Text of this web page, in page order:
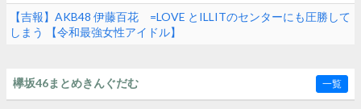
【吉報】AKB48 伊藤百花 =LOVE とILLITのセンターにも圧勝して
しまう 【令和最強女性アイドル】
欅坂46まとめきんぐだむ 一覧